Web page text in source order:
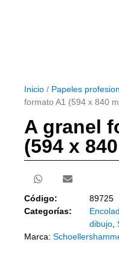
Inicio / Papeles
formato A1 (594 x 840
A granel
(594 x
Código:
89725
Categorías:
dibujo
Marca: